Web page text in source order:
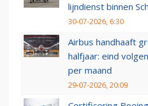
lijndienst binnen
30-07-2026, 6:30
Airbus handhaaft
halfjaar: eind
per maand
29-07-2026, 20:09